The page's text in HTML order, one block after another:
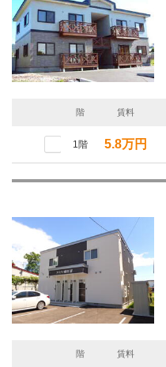
階 賃料
1階 5.8万円
階 賃料